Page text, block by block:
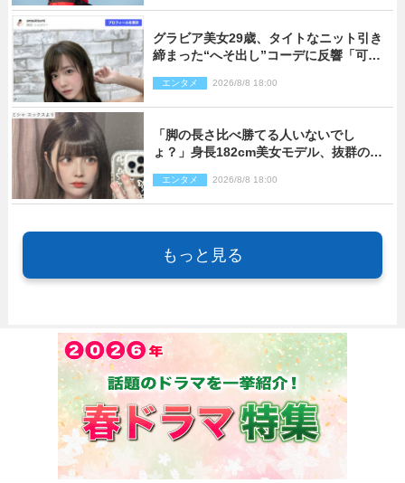
グラビア美女29歳、タイトなニット引き
締まった“へそ出し”コーデに反響「可愛
エンタメ 2026/8/8 18:00
「脚の長さ比べ勝てる人いないでし
ょ？」身長182cm美女モデル、抜群のプ
エンタメ 2026/8/8 18:00
もっと見る